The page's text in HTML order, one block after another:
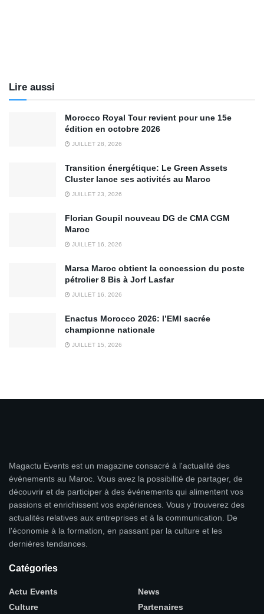
Lire aussi
Morocco Royal Tour revient pour une 15e
édition en octobre 2026
JUILLET 28, 2026
Transition énergétique: Le Green Assets
Cluster lance ses activités au Maroc
JUILLET 23, 2026
Florian Goupil nouveau DG de CMA CGM
Maroc
JUILLET 16, 2026
Marsa Maroc obtient la concession du poste
pétrolier 8 Bis à Jorf Lasfar
JUILLET 16, 2026
Enactus Morocco 2026: l’EMI sacrée
championne nationale
JUILLET 15, 2026
Magactu Events est un magazine consacré à l'actualité des
événements au Maroc. Vous avez la possibilité de partager, de
découvrir et de participer à des événements qui alimentent vos
passions et enrichissent vos expériences. Vous y trouverez des
actualités relatives aux entreprises et à la communication. De
l'économie à la formation, en passant par la culture et les
dernières tendances.
Catégories
Actu Events
Culture
News
Partenaires